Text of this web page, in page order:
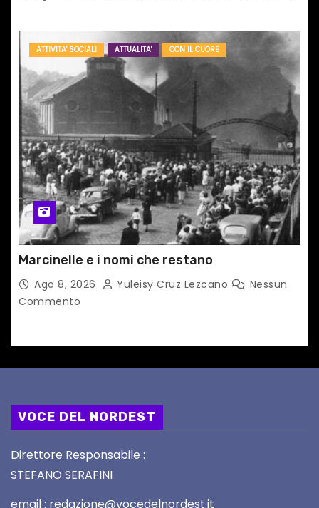
ATTIVITA' SOCIALI ATTUALITA' CON IL CUORE
Marcinelle e i nomi che restano
Ago 8, 2026 Yuleisy Cruz Lezcano
Nessun
Commento
VOCE DEL NORDEST
Direttore Responsabile :
STEFANO SERAFINI
email : redazione@vocedelnordest.it